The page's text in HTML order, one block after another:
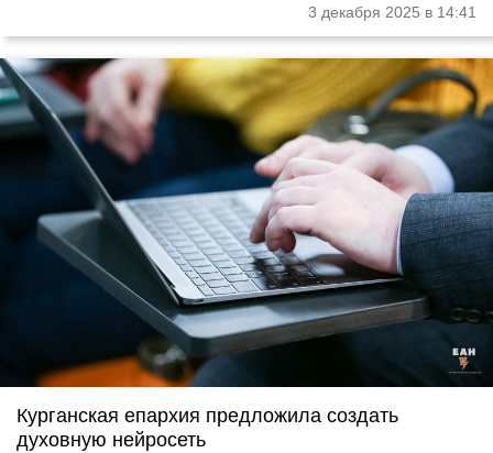
3 декабря 2025 в 14:41
Курганская епархия предложила создать
духовную нейросеть